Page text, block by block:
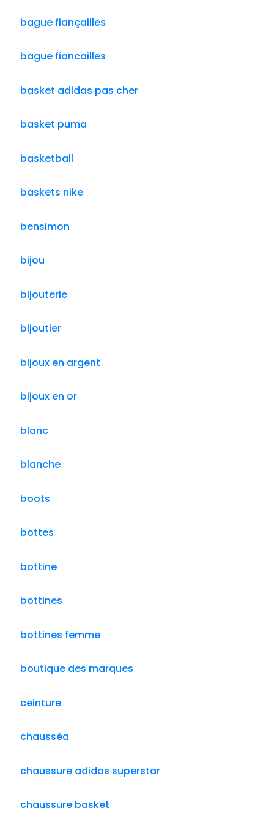
bague fiançailles
bague fiancailles
basket adidas pas cher
basket puma
basketball
baskets nike
bensimon
bijou
bijouterie
bijoutier
bijoux en argent
bijoux en or
blanc
blanche
boots
bottes
bottine
bottines
bottines femme
boutique des marques
ceinture
chausséa
chaussure adidas superstar
chaussure basket